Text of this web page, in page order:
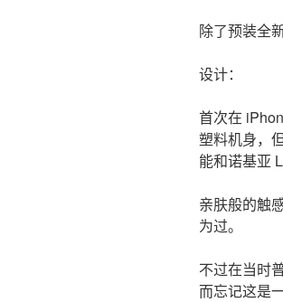
除了预装全
设计：
首次在
塑料机身，
能和诺基亚
亲肤般的触
为过。
不过在当时
而忘记这是